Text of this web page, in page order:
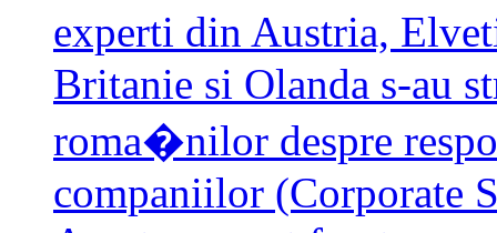
experti din Austria,
Britanie si Olanda s-au
roma�nilor despre
companiilor (Corporate